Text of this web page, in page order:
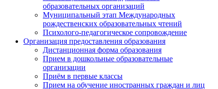
образовательных организаций
Муниципальный этап Международных
рождественских образовательных чтений
Психолого-педагогическое сопровождение
Организация предоставления образования
Дистанционная форма образования
Прием в дошкольные образовательные
организации
Приём в первые классы
Прием на обучение иностранных граждан и лиц